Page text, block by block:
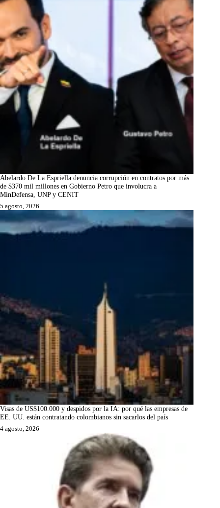
Abelardo De La Espriella denuncia corrupción en contratos por más
de $370 mil millones en Gobierno Petro que involucra a
MinDefensa, UNP y CENIT
5 agosto, 2026
Visas de US$100.000 y despidos por la IA: por qué las empresas de
EE. UU. están contratando colombianos sin sacarlos del país
4 agosto, 2026